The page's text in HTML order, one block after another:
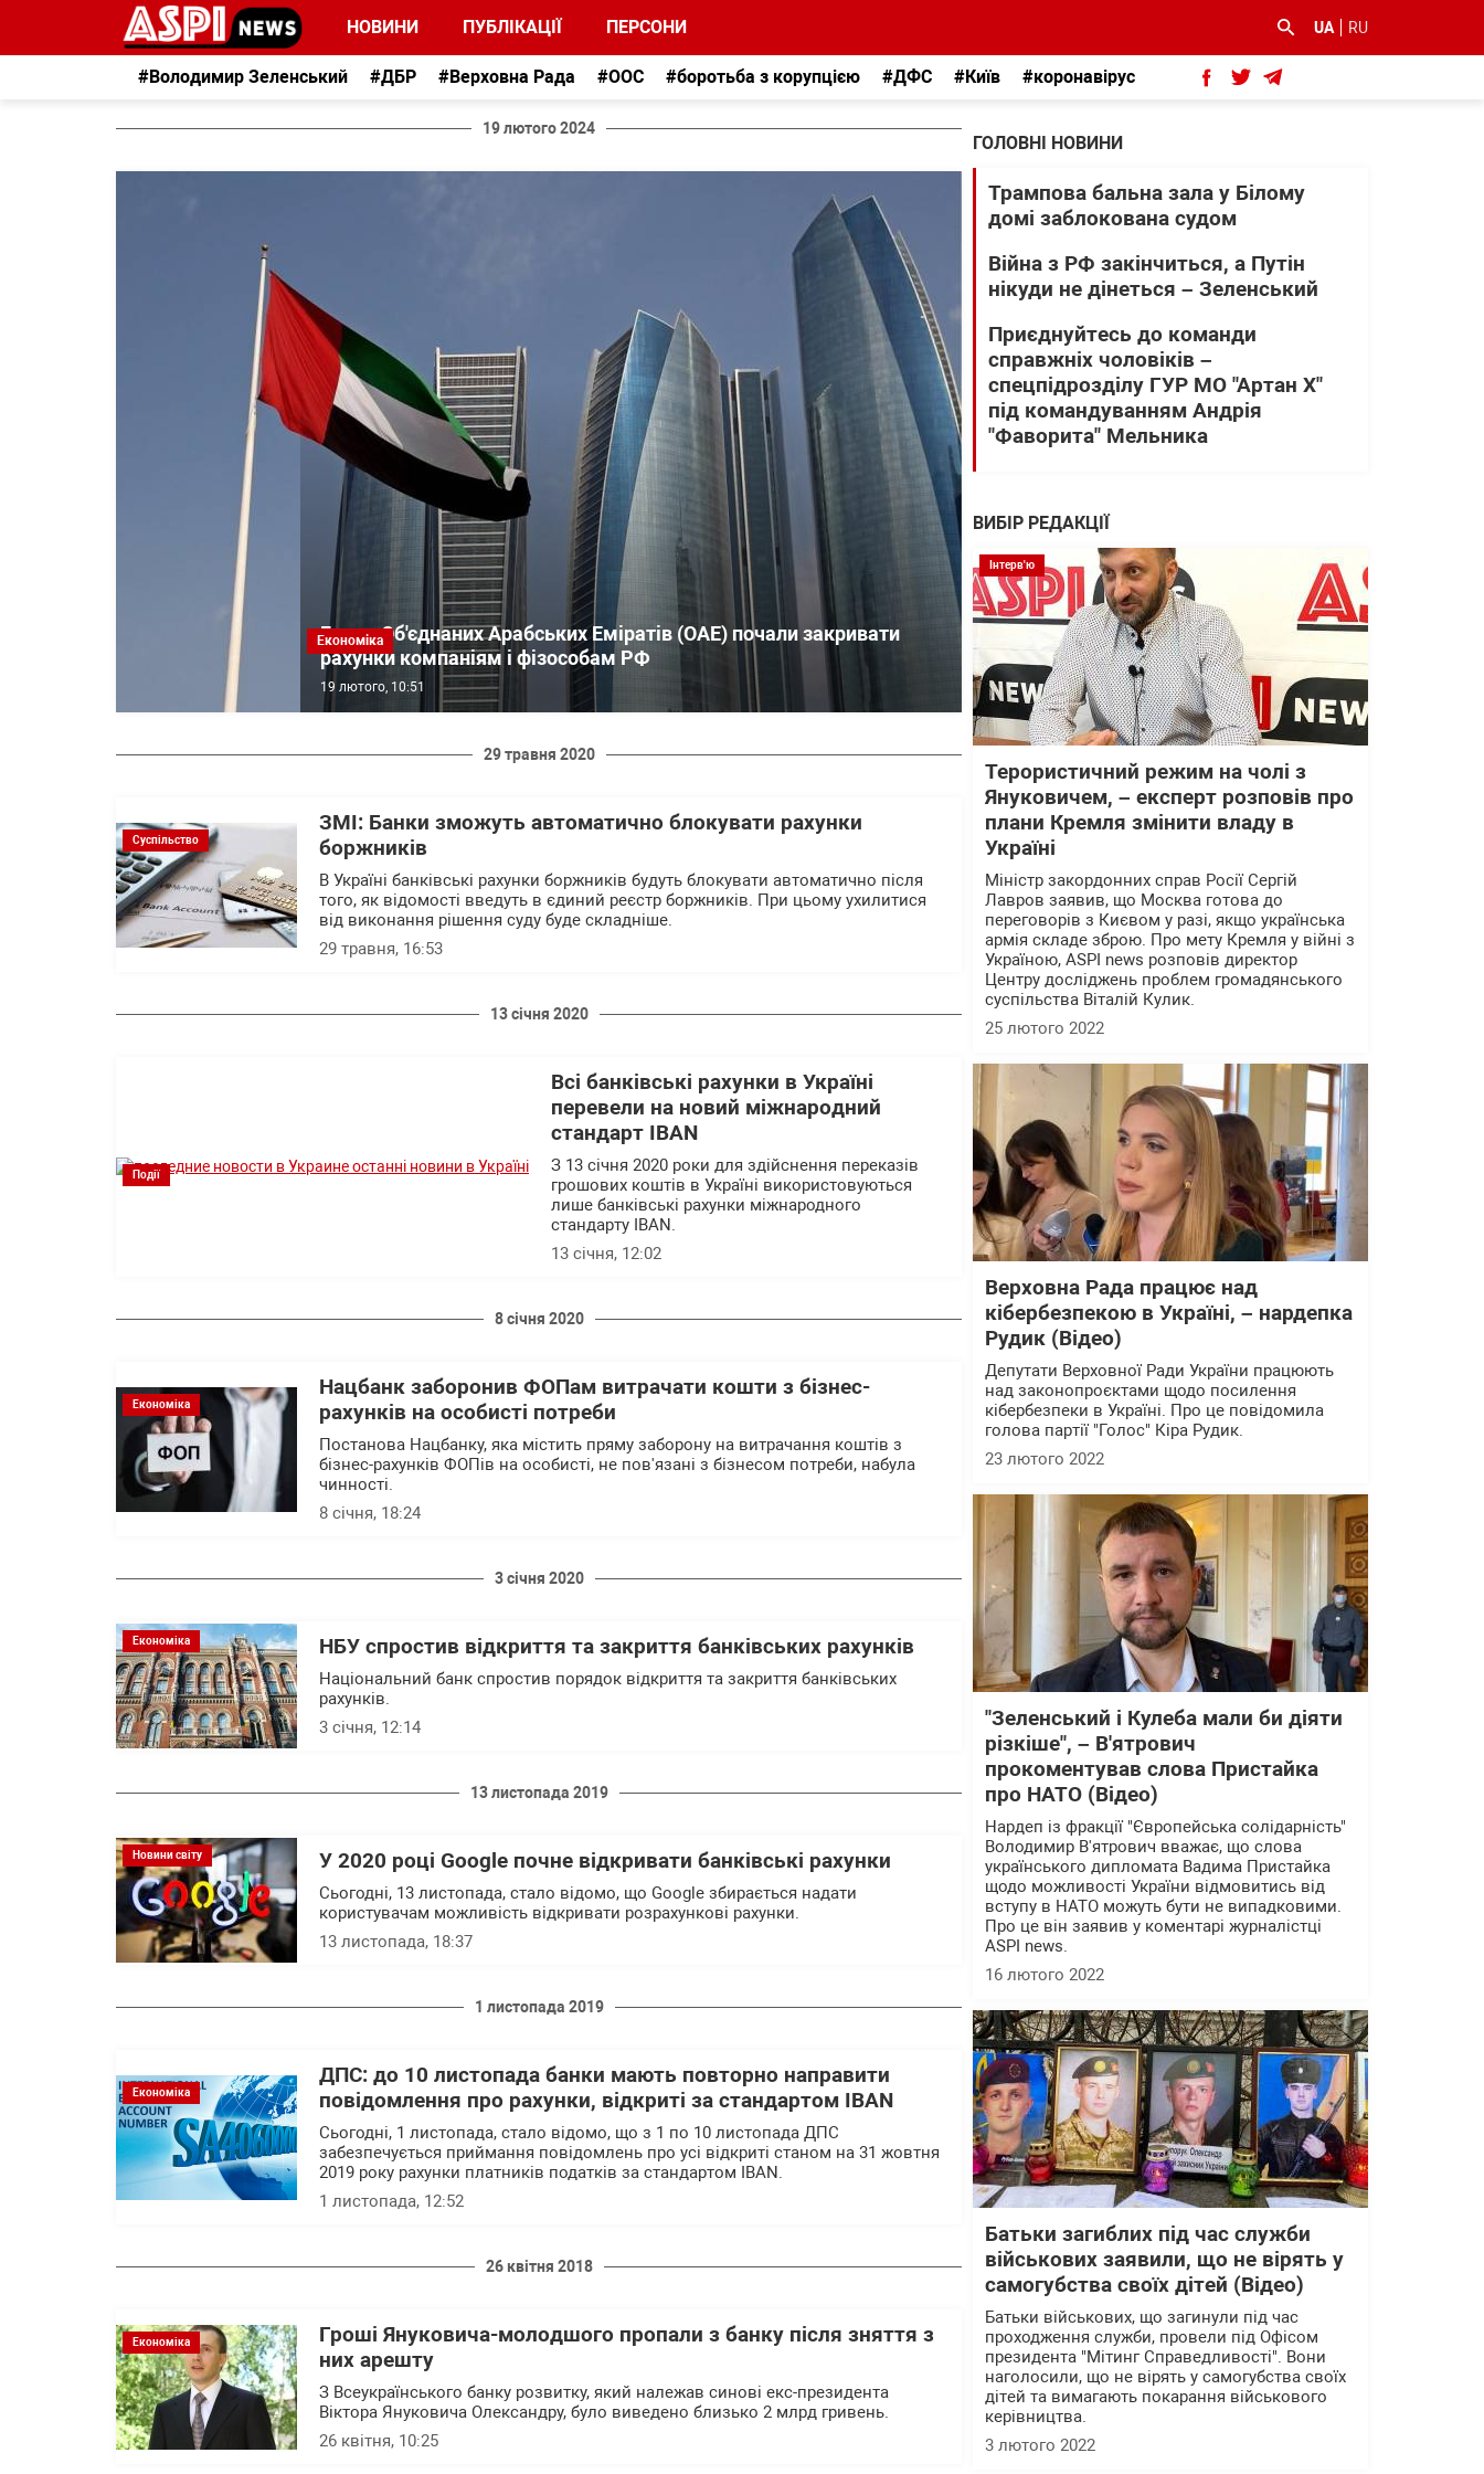
НОВИНИ ПУБЛІКАЦІЇ ПЕРСОНИ UA RU
#Володимир Зеленський #ДБР #Верховна Рада #ООС #боротьба з корупцією #ДФС #Київ #коронавірус
19 лютого 2024
Економіка
Банки Об'єднаних Арабських Еміратів (ОАЕ) почали закривати
рахунки компаніям і фізособам РФ
19 лютого, 10:51
29 травня 2020
Суспільство
ЗМІ: Банки зможуть автоматично блокувати рахунки
боржників
В Україні банківські рахунки боржників будуть блокувати автоматично після
того, як відомості введуть в єдиний реєстр боржників. При цьому ухилитися
від виконання рішення суду буде складніше.
29 травня, 16:53
13 січня 2020
Події
Всі банківські рахунки в Україні
перевели на новий міжнародний
стандарт IBAN
З 13 січня 2020 роки для здійснення переказів
грошових коштів в Україні використовуються
лише банківські рахунки міжнародного
стандарту IBAN.
13 січня, 12:02
8 січня 2020
Економіка
Нацбанк заборонив ФОПам витрачати кошти з бізнес-
рахунків на особисті потреби
Постанова Нацбанку, яка містить пряму заборону на витрачання коштів з
бізнес-рахунків ФОПів на особисті, не пов'язані з бізнесом потреби, набула
чинності.
8 січня, 18:24
3 січня 2020
Економіка НБУ спростив відкриття та закриття банківських рахунків
Національний банк спростив порядок відкриття та закриття банківських
рахунків.
3 січня, 12:14
13 листопада 2019
Новини світу У 2020 році Google почне відкривати банківські рахунки
Сьогодні, 13 листопада, стало відомо, що Google збирається надати
користувачам можливість відкривати розрахункові рахунки.
13 листопада, 18:37
1 листопада 2019
Економіка
ДПС: до 10 листопада банки мають повторно направити
повідомлення про рахунки, відкриті за стандартом IBAN
Сьогодні, 1 листопада, стало відомо, що з 1 по 10 листопада ДПС
забезпечується приймання повідомлень про усі відкриті станом на 31 жовтня
2019 року рахунки платників податків за стандартом IBAN.
1 листопада, 12:52
26 квітня 2018
Економіка
Гроші Януковича-молодшого пропали з банку після зняття з
них арешту
З Всеукраїнського банку розвитку, який належав синові екс-президента
Віктора Януковича Олександру, було виведено близько 2 млрд гривень.
26 квітня, 10:25
ГОЛОВНІ НОВИНИ
Трампова бальна зала у Білому
домі заблокована судом
Війна з РФ закінчиться, а Путін
нікуди не дінеться – Зеленський
Приєднуйтесь до команди
справжніх чоловіків –
спецпідрозділу ГУР МО "Артан Х"
під командуванням Андрія
"Фаворита" Мельника
ВИБІР РЕДАКЦІЇ
Інтерв'ю
Терористичний режим на чолі з
Януковичем, – експерт розповів про
плани Кремля змінити владу в
Україні
Міністр закордонних справ Росії Сергій
Лавров заявив, що Москва готова до
переговорів з Києвом у разі, якщо українська
армія складе зброю. Про мету Кремля у війні з
Україною, ASPI news розповів директор
Центру досліджень проблем громадянського
суспільства Віталій Кулик.
25 лютого 2022
Верховна Рада працює над
кібербезпекою в Україні, – нардепка
Рудик (Відео)
Депутати Верховної Ради України працюють
над законопроєктами щодо посилення
кібербезпеки в Україні. Про це повідомила
голова партії "Голос" Кіра Рудик.
23 лютого 2022
"Зеленський і Кулеба мали би діяти
різкіше", – В'ятрович
прокоментував слова Пристайка
про НАТО (Відео)
Нардеп із фракції "Європейська солідарність"
Володимир В'ятрович вважає, що слова
українського дипломата Вадима Пристайка
щодо можливості України відмовитись від
вступу в НАТО можуть бути не випадковими.
Про це він заявив у коментарі журналістці
ASPI news.
16 лютого 2022
Батьки загиблих під час служби
військових заявили, що не вірять у
самогубства своїх дітей (Відео)
Батьки військових, що загинули під час
проходження служби, провели під Офісом
президента "Мітинг Справедливості". Вони
наголосили, що не вірять у самогубства своїх
дітей та вимагають покарання військового
керівництва.
3 лютого 2022